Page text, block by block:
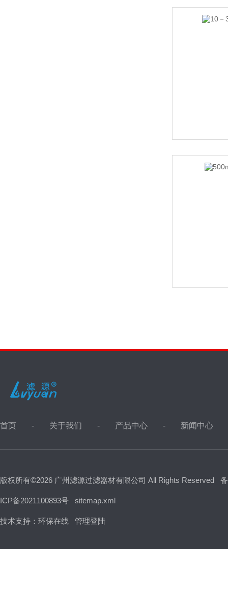
首页 关于我们 产品中心 新闻中心
版权所有©2026 广州滤源过滤器材有限公司 All Rights Reserved
ICP备2021100893号 sitemap.xml
技术支持： 环保在线 管理登陆